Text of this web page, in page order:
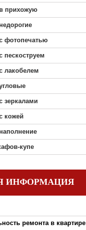
прихожую
фотопечатью
пескоструем
лакобелем
зеркалами
кожей
купе
ИНФОРМАЦИЯ
ремонта в квартире